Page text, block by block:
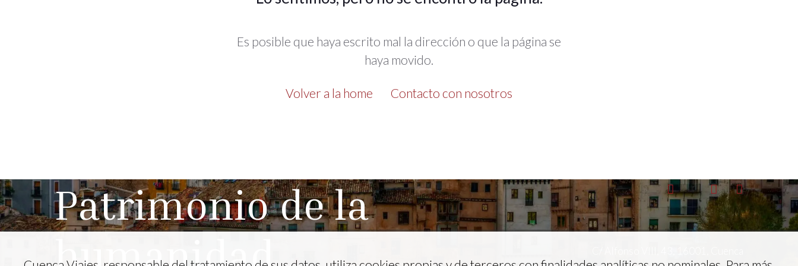
Es posible que haya escrito mal la dirección o que la página se
haya movido.
Volver a la home Contacto con nosotros
Patrimonio de la
humanidad